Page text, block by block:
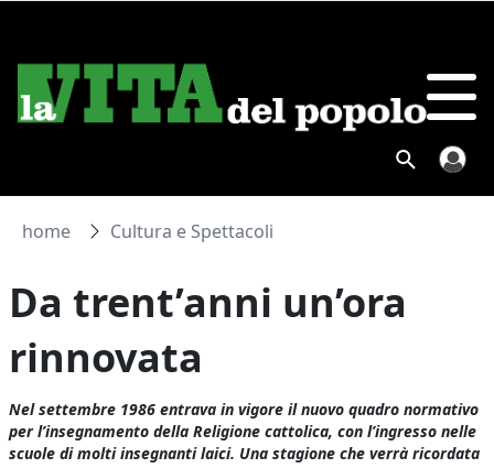
home Cultura e Spettacoli
Da trent’anni un’ora
rinnovata
Nel settembre 1986 entrava in vigore il nuovo quadro normativo
per l’insegnamento della Religione cattolica, con l’ingresso nelle
scuole di molti insegnanti laici. Una stagione che verrà ricordata